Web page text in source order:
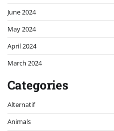
June 2024
May 2024
April 2024
March 2024
Categories
Alternatif
Animals